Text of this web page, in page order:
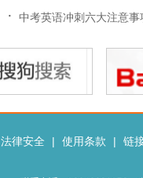
· 中考英语冲刺六大注意事
法律安全 | 使用条款 | 链